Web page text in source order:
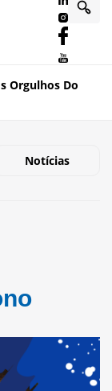
Orgulhos Do
Notícias